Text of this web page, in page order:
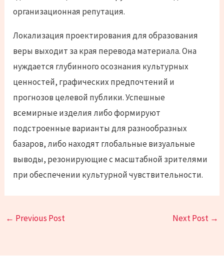
организационная репутация.
Локализация проектирования для образования
веры выходит за края перевода материала. Она
нуждается глубинного осознания культурных
ценностей, графических предпочтений и
прогнозов целевой публики. Успешные
всемирные изделия либо формируют
подстроенные варианты для разнообразных
базаров, либо находят глобальные визуальные
выводы, резонирующие с масштабной зрителями
при обеспечении культурной чувствительности.
← Previous Post Next Post →